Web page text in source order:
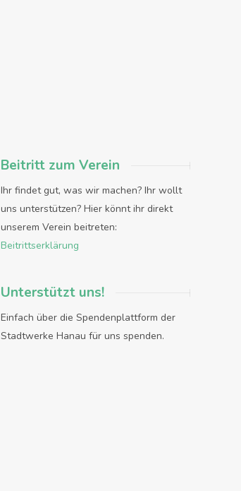
Beitritt zum Verein
Ihr findet gut, was wir machen? Ihr wollt
uns unterstützen? Hier könnt ihr direkt
unserem Verein beitreten:
Beitrittserklärung
Unterstützt uns!
Einfach über die Spendenplattform der
Stadtwerke Hanau für uns spenden.